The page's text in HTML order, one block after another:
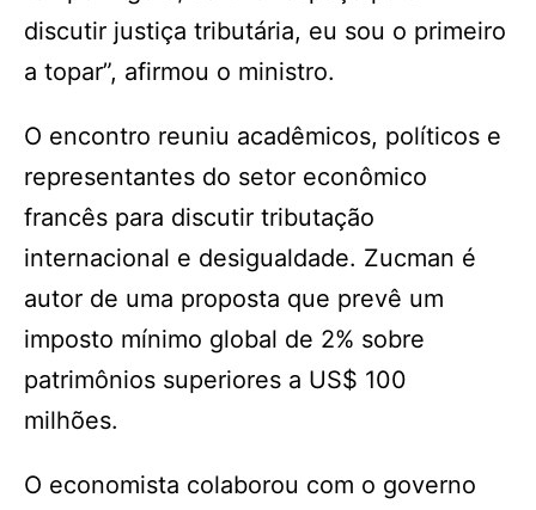
discutir justiça tributária, eu sou o primeiro
a topar”, afirmou o ministro.
O encontro reuniu acadêmicos, políticos e
representantes do setor econômico
francês para discutir tributação
internacional e desigualdade. Zucman é
autor de uma proposta que prevê um
imposto mínimo global de 2% sobre
patrimônios superiores a US$ 100
milhões.
O economista colaborou com o governo